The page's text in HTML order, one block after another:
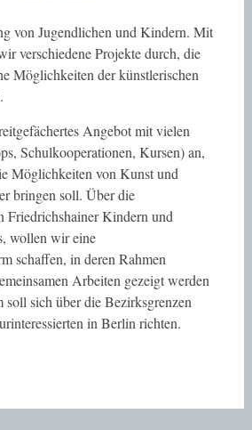
von Jugendlichen und Kindern. Mit
verschiedene Projekte durch, die
Möglichkeiten der künstlerischen
Angebot mit vielen
Schulkooperationen, Kursen) an,
Möglichkeiten von Kunst und
bringen soll. Über die
Friedrichshainer Kindern und
wollen wir eine
schaffen, in deren Rahmen
Arbeiten gezeigt werden
soll sich über die Bezirksgrenzen
in Berlin richten.